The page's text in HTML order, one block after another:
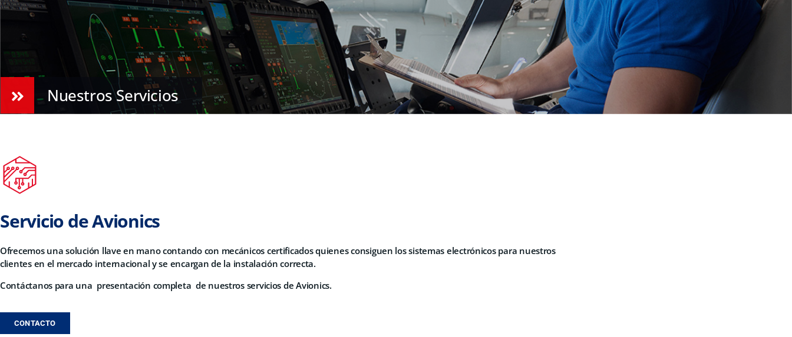
Nuestros Servicios
Servicio de Avionics
Ofrecemos una solución llave en mano contando con mecánicos certificados quienes consiguen los sistemas electrónicos para nuestros
clientes en el mercado internacional y se encargan de la instalación correcta.
Contáctanos para una presentación completa de nuestros servicios deAvionics.
CONTACTO